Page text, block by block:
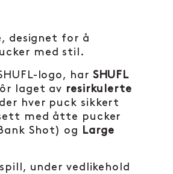
designet for å
med stil.
logo, har SHUFL
laget av resirkulerte
hver puck sikkert
med åtte pucker
Shot) og
Large
under vedlikehold